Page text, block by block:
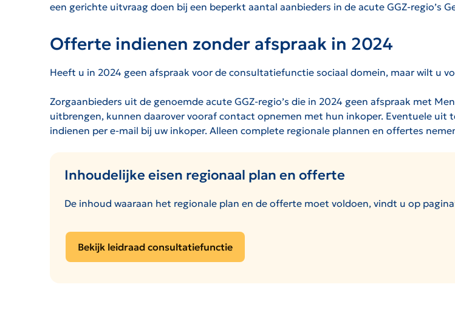
een gerichte uitvraag doen bij een beperkt aantal aanbieders in de acute GGZ-regio’s
Offerte indienen zonder afspraak in 2024
Heeft u in 2024 geen afspraak voor de consultatiefunctie sociaal domein, maar wilt u
Zorgaanbieders uit de genoemde acute GGZ-regio’s die in 2024 geen afspraak met
uitbrengen, kunnen daarover vooraf contact opnemen met hun inkoper. Eventuele
indienen per e-mail bij uw inkoper. Alleen complete regionale plannen en offertes
Inhoudelijke eisen regionaal plan en offerte
De inhoud waaraan het regionale plan en de offerte moet voldoen, vindt u op
Bekijk leidraad consultatiefunctie